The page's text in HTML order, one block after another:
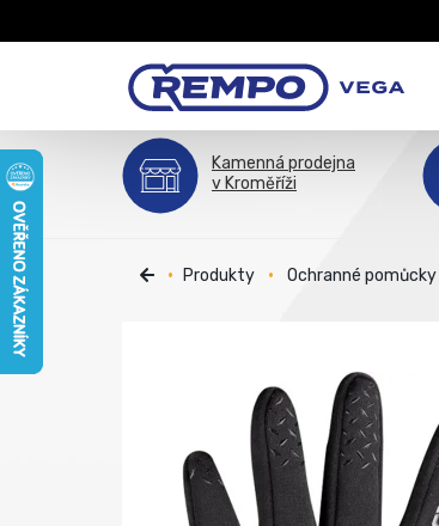
Kamenná prodejna
v Kroměříži
Produkty Ochranné pomůcky